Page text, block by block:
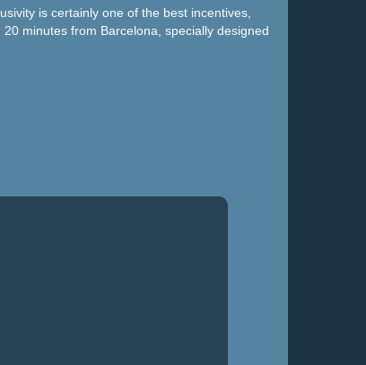
is certainly one of the best incentives,
minutes from Barcelona, ​​specially designed